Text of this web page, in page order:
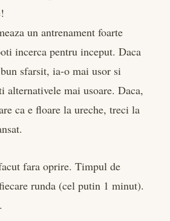
un antrenament foarte
incerca pentru inceput. Daca
sfarsit, ia-o mai usor si
alternativele mai usoare. Daca,
ca e floare la ureche, treci la
fara oprire. Timpul de
runda (cel putin 1 minut).